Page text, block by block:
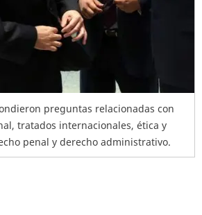
preguntas relacionadas con
tratados internacionales, ética y
penal y derecho administrativo.